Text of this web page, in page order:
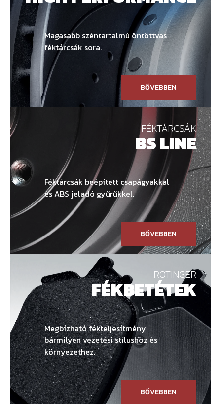
Magasabb széntartalmú öntöttvas
féktárcsák sora.
BŐVEBBEN
FÉKTÁRCSÁK
BS LINE
Féktárcsák beépített csapágyakkal
és ABS jeladó gyűrűkkel.
BŐVEBBEN
ROTINGER
FÉKBETÉTEK
Megbízható fékteljesítmény
bármilyen vezetési stílushoz és
környezethez.
BŐVEBBEN